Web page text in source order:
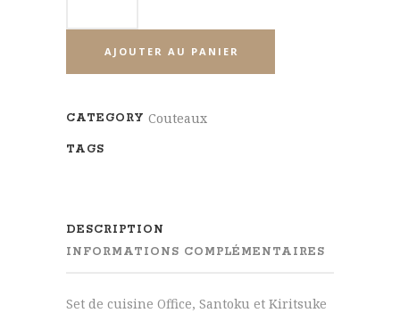
AJOUTER AU PANIER
CATEGORY Couteaux
TAGS
DESCRIPTION
INFORMATIONS COMPLÉMENTAIRES
Set de cuisine Office, Santoku et Kiritsuke